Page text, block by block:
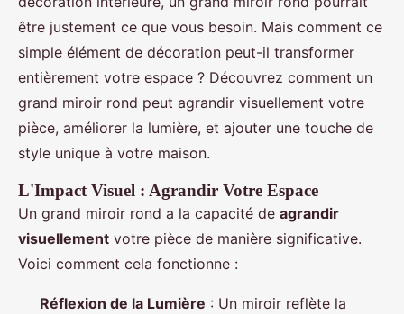
être justement ce que vous besoin. Mais comment ce
simple élément de décoration peut-il transformer
entièrement votre espace ? Découvrez comment un
grand miroir rond peut agrandir visuellement votre
pièce, améliorer la lumière, et ajouter une touche de
style unique à votre maison.
L'Impact Visuel : Agrandir Votre Espace
Un grand miroir rond a la capacité de agrandir
visuellement votre pièce de manière significative.
Voici comment cela fonctionne :
Réflexion de la Lumière : Un miroir reflète la